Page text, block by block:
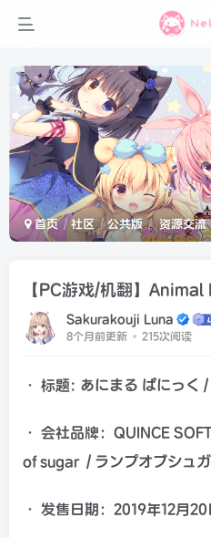
首页 社区 公共版 资源交流
【PC游戏/机翻】
Sakurakouji Luna
8个月前更新 215次阅读
• 标题: あにまる ぱにっく
• 会社品牌：QUINCE
of sugar / ランプオブシュ
• 发售日期：2019年12月20